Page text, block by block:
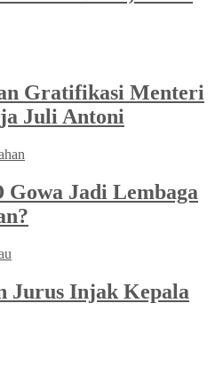
Gratifikasi Menteri
Juli Antoni
Gowa Jadi Lembaga
Jurus Injak Kepala